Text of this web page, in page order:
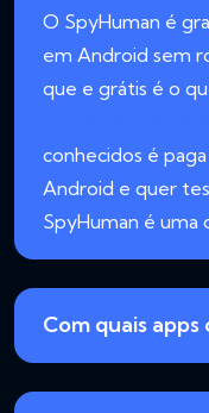
O SpyHuman é
em Android sem
que e grátis é o
conhecidos é
Android e quer
SpyHuman é uma
Com quais apps